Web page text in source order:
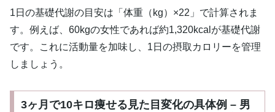
1日の基礎代謝の目安は「体重（kg）×22」で計算されま
す。例えば、60kgの女性であれば約1,320kcalが基礎代謝
です。これに活動量を加味し、1日の摂取カロリーを管理
しましょう。
3ヶ月で10キロ痩せる見た目変化の具体例 – 男